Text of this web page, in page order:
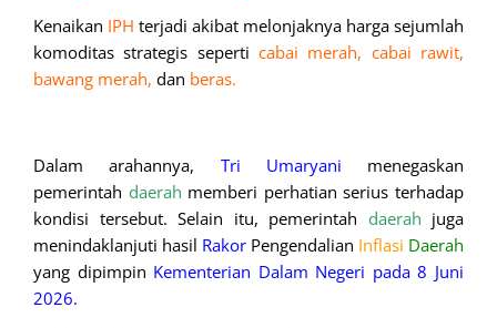
Kenaikan IPH terjadi akibat melonjaknya harga sejumlah
komoditas strategis seperti cabai merah, cabai rawit,
bawang merah, dan beras.
Dalam arahannya, Tri Umaryani menegaskan
pemerintah daerah memberi perhatian serius terhadap
kondisi tersebut. Selain itu, pemerintah daerah juga
menindaklanjuti hasil Rakor Pengendalian Inflasi Daerah
yang dipimpin Kementerian Dalam Negeri pada 8 Juni
2026.